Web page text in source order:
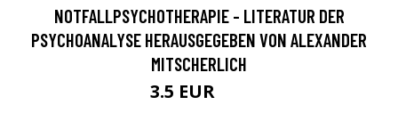
NOTFALLPSYCHOTHERAPIE - LITERATUR DER
PSYCHOANALYSE HERAUSGEGEBEN VON ALEXANDER
MITSCHERLICH
3.5 EUR